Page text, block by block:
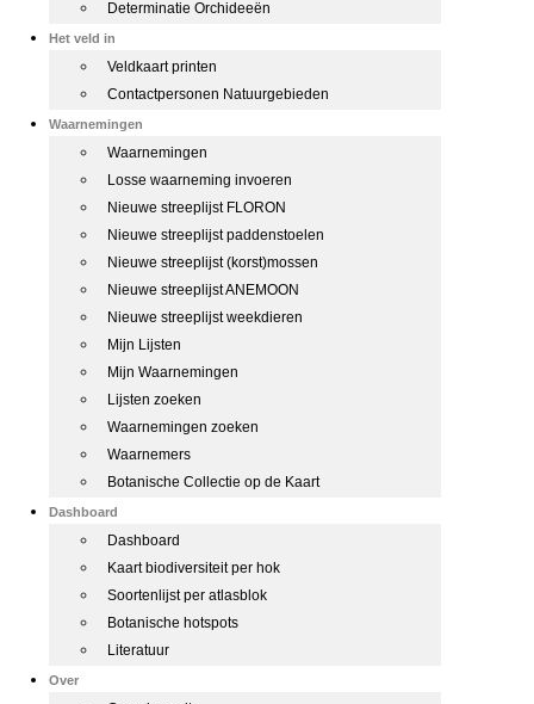
Determinatie Orchideeën
Het veld in
Veldkaart printen
Contactpersonen Natuurgebieden
Waarnemingen
Waarnemingen
Losse waarneming invoeren
Nieuwe streeplijst FLORON
Nieuwe streeplijst paddenstoelen
Nieuwe streeplijst (korst)mossen
Nieuwe streeplijst ANEMOON
Nieuwe streeplijst weekdieren
Mijn Lijsten
Mijn Waarnemingen
Lijsten zoeken
Waarnemingen zoeken
Waarnemers
Botanische Collectie op de Kaart
Dashboard
Dashboard
Kaart biodiversiteit per hok
Soortenlijst per atlasblok
Botanische hotspots
Literatuur
Over